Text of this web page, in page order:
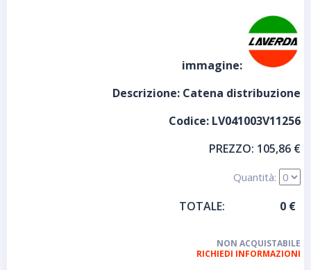
immagine:
Descrizione: Catena distribuzione
Codice: LV041003V11256
PREZZO: 105,86 €
Quantità:
TOTALE:
NON ACQUISTABILE
RICHIEDI INFORMAZIONI